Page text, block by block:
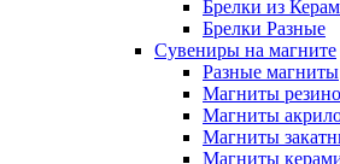
Брелки из
Брелки Разные
Сувениры на магните
Разные магниты
Магниты
Магниты
Магниты
Магниты